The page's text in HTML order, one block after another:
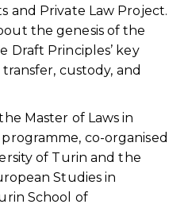
and Private Law Project.
the genesis of the
Draft Principles’ key
custody, and
Master of Laws in
co-organised
of Turin and the
Studies in
School of